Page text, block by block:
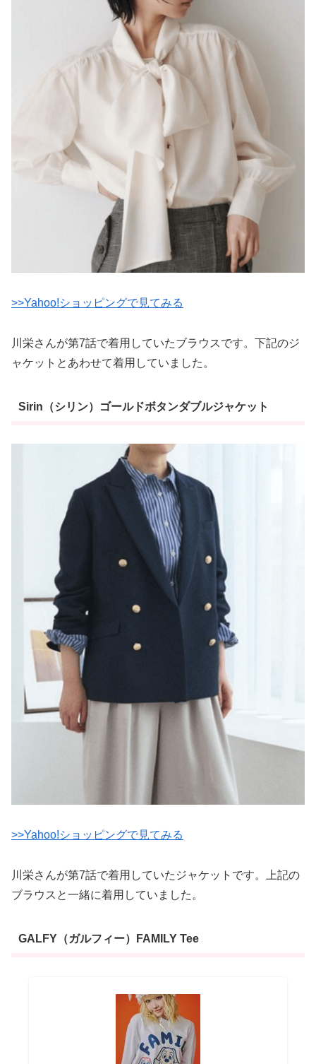
>>Yahoo!ショッピングで見てみる
川栄さんが第7話で着用していたブラウスです。下記のジ
ャケットとあわせて着用していました。
Sirin（シリン）ゴールドボタンダブルジャケット
>>Yahoo!ショッピングで見てみる
川栄さんが第7話で着用していたジャケットです。上記の
ブラウスと一緒に着用していました。
GALFY（ガルフィー）FAMILY Tee